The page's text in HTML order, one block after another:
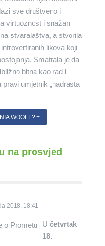
sve društveno i
virtuoznost i snažan
stvaralaštva, a stvorila
likova koji
Smatrala je da
bitna kao rad i
umjetnik „nadrasta
WOOLF?
na prosvjed
2018. 18:41
U četvrtak
18.